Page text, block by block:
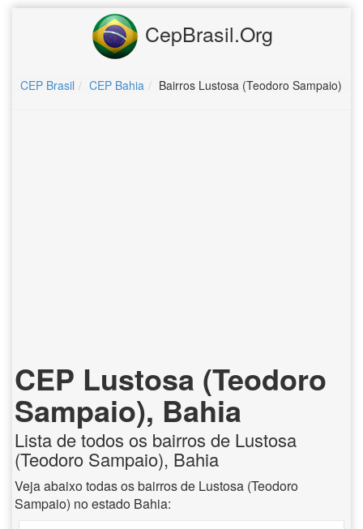
CepBrasil.Org
CEP Brasil CEP Bahia Bairros Lustosa (Teodoro Sampaio)
CEP Lustosa (Teodoro
Sampaio), Bahia
Lista de todos os bairros de Lustosa
(Teodoro Sampaio), Bahia
Veja abaixo todas os bairros de Lustosa (Teodoro
Sampaio) no estado Bahia: